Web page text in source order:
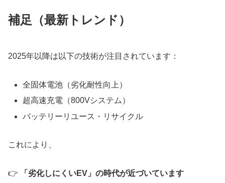
補足（最新トレンド）
2025年以降は以下の技術が注目されています：
全固体電池（劣化耐性向上）
超高速充電（800Vシステム）
バッテリーリユース・リサイクル
これにより、
👉 「劣化しにくいEV」の時代が近づいています